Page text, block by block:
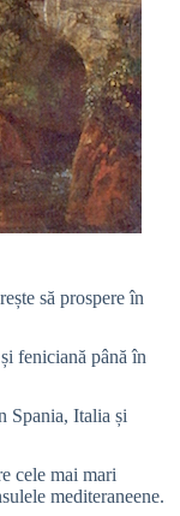
să prospere în
feniciană până în
Spania, Italia și
cele mai mari
mediteraneene.